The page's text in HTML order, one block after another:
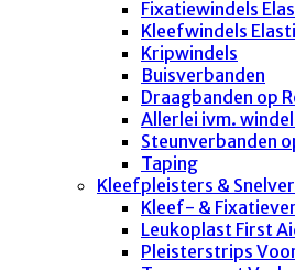
Fixatiewindels
Kleefwindels
Kripwindels
Buisverbanden
Draagbanden op
Allerlei ivm.
Steunverbanden
Taping
Kleefpleisters &
Kleef- &
Leukoplast First
Pleisterstrips